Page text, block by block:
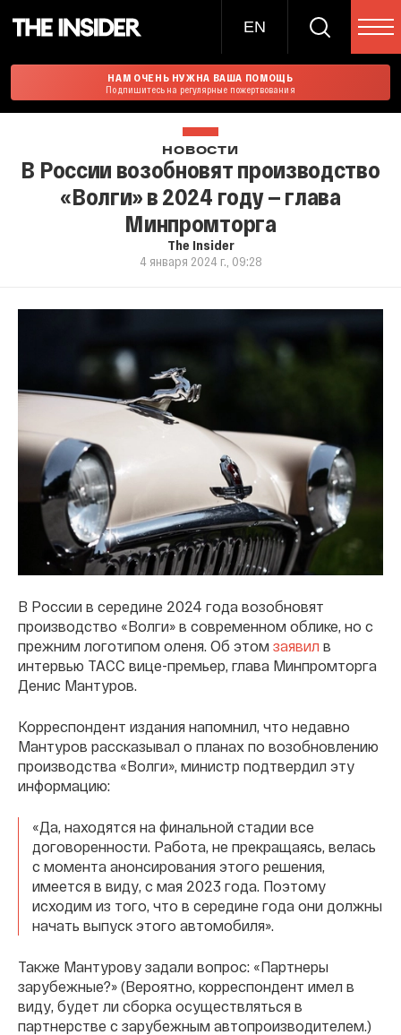
EN
НАМ ОЧЕНЬ НУЖНА ВАША ПОМОЩЬ
Подпишитесь на регулярные пожертвования
НОВОСТИ
В России возобновят производство
«Волги» в 2024 году — глава
Минпромторга
The Insider
4 января 2024 г., 09:28
В России в середине 2024 года возобновят
производство «Волги» в современном облике, но с
прежним логотипом оленя. Об этом заявил в
интервью ТАСС вице-премьер, глава Минпромторга
Денис Мантуров.
Корреспондент издания напомнил, что недавно
Мантуров рассказывал о планах по возобновлению
производства «Волги», министр подтвердил эту
информацию:
«Да, находятся на финальной стадии все
договоренности. Работа, не прекращаясь, велась
с момента анонсирования этого решения,
имеется в виду, с мая 2023 года. Поэтому
исходим из того, что в середине года они должны
начать выпуск этого автомобиля».
Также Мантурову задали вопрос: «Партнеры
зарубежные?» (Вероятно, корреспондент имел в
виду, будет ли сборка осуществляться в
партнерстве с зарубежным автопроизводителем.)